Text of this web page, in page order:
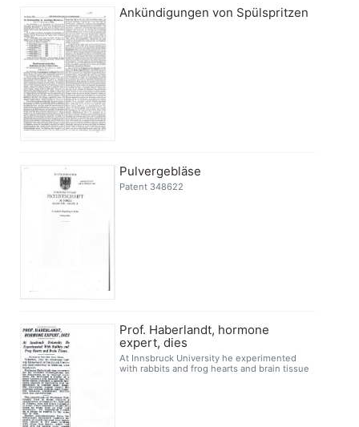
Ankündigungen von Spülspritzen
Pulvergebläse
Patent 348622
Prof. Haberlandt, hormone
expert, dies
At Innsbruck University he experimented
with rabbits and frog hearts and brain tissue